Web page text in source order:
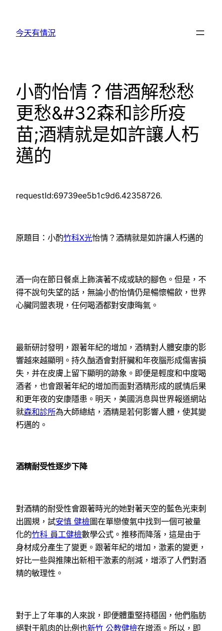
今天有情況
小酌怡情？借酒解愁愁
更愁&#32森和診所疫
苗;酒精就是如許讓人朽
邁的
requestId:69739ee5b1c9d6.42358726.
原題目：小酌竹科X光怡情？酒精就是如許讓人朽邁的
酒一向在節日餐桌上飾演著不成或缺的腳色。但是，不
得不說句失望的話，無論小酌怡情仍是暢懷暢飲，世界
心臟同盟表現，任何喝酒都對安康晦氣。
最新研討發明，跟著年紀的增加，酒精對人體安康的影
響越來越顯明。持久酗酒會對肝臟和年夜腦形成傷害損
失，并在皮膚上留下顯明的跡象。即便是輕度和中度喝
酒者，也會跟著年紀的增加而面對酒精形成的感情后果
和更年夜的安康隱患。明天，美國消息與世界報道網站
就森和診所為大師總結，酒精是若何影響人體，使其變
朽邁的。
酒精耐受性逐步下降
對酒精的耐受性會跟著時光的她對著天空的藍色光束刺
出圓規，試安慎 健檢圖在單戀傻氣中找到一個可被量
化的竹科 員工健檢數學公式。推移而降落，這是由于
身材成分產生了變更。跟著年紀的增加，激素的變更，
好比一些與推陳出新相干激素的削減，增添了人們對酒
精的敏理性。
對于上了年事的人來說，即便體重堅持穩固，他們脂肪
絕對于肌肉的比例也新竹 公教健檢在增添。所以，即